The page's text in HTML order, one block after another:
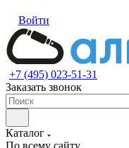
Войти
+7 (495) 023-51-31
Заказать звонок
Каталог
По всему сайту